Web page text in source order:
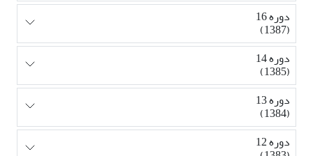
دوره 16
(1387)
دوره 14
(1385)
دوره 13
(1384)
دوره 12